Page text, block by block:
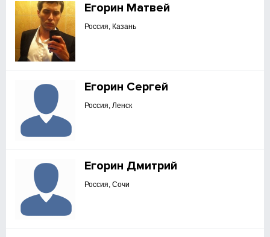
Егорин Матвей
Россия, Казань
Егорин Сергей
Россия, Ленск
Егорин Дмитрий
Россия, Сочи